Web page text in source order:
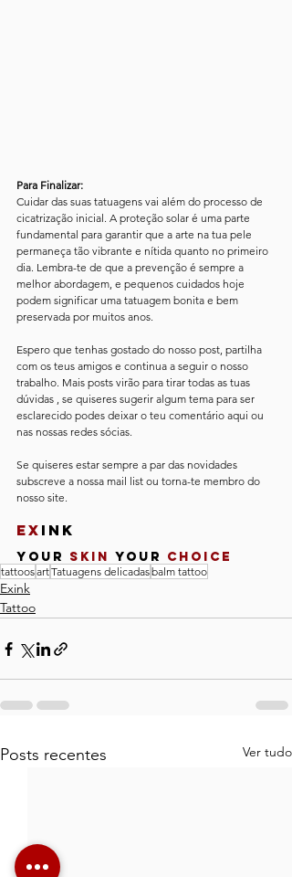
Para Finalizar:
Cuidar das suas tatuagens vai além do processo de
cicatrização inicial. A proteção solar é uma parte
fundamental para garantir que a arte na tua pele
permaneça tão vibrante e nítida quanto no primeiro
dia. Lembra-te de que a prevenção é sempre a
melhor abordagem, e pequenos cuidados hoje
podem significar uma tatuagem bonita e bem
preservada por muitos anos.
Espero que tenhas gostado do nosso post, partilha
com os teus amigos e continua a seguir o nosso
trabalho. Mais posts virão para tirar todas as tuas
dúvidas , se quiseres sugerir algum tema para ser
esclarecido podes deixar o teu comentário aqui ou
nas nossas redes sócias.
Se quiseres estar sempre a par das novidades
subscreve a nossa mail list ou torna-te membro do
nosso site.
Ex ink
Your Skin Your Choice
tattoosartTatuagens delicadasbalm tattoo
Exink
Tattoo
Posts recentes Ver tudo